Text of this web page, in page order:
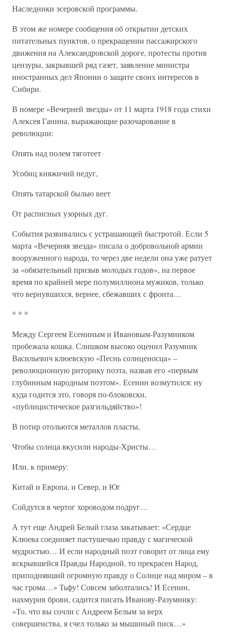
Наследники эсеровской программы.
В этом же номере сообщения об открытии детских
питательных пунктов, о прекращении пассажирского
движения на Александровской дороге, протесты против
цензуры, закрывшей ряд газет, заявление министра
иностранных дел Японии о защите своих интересов в
Сибири.
В номере «Вечерней звезды» от 11 марта 1918 года стихи
Алексея Ганина, выражающие разочарование в
революции:
Опять над полем тяготеет
Усобиц княжичий недуг,
Опять татарской былью веет
От расписных узорных дуг.
События развивались с устрашающей быстротой. Если 5
марта «Вечерняя звезда» писала о добровольной армии
вооруженного народа, то через две недели она уже ратует
за «обязательный призыв молодых годов», на первое
время по крайней мере полумиллиона мужиков, только
что вернувшихся, вернее, сбежавших с фронта…
* * *
Между Сергеем Есениным и Ивановым-Разумником
пробежала кошка. Слишком высоко оценил Разумник
Васильевич клюевскую «Песнь солнценосца» –
революционную риторику поэта, назвав его «первым
глубинным народным поэтом». Есенин возмутился: ну
куда годится это, говоря по-блоковски,
«публицистическое разгильдяйство»!
В потир отольются металлов пласты,
Чтобы солнца вкусили народы-Христы…
Или, к примеру:
Китай и Европа, и Север, и Юг
Сойдутся в чертог хороводом подруг…
А тут еще Андрей Белый глаза закатывает: «Сердце
Клюева соединяет пастушечью правду с магической
мудростью… И если народный поэт говорит от лица ему
вскрывшейся Правды Народной, то прекрасен Народ,
приподнявший огромную правду о Солнце над миром – в
час грома…» Тьфу! Совсем заболтались! И Есенин,
нахмурив брови, садится писать Иванову-Разумнику:
«То, что вы сочли с Андреем Белым за верх
совершенства, я счел только за мышиный писк…»